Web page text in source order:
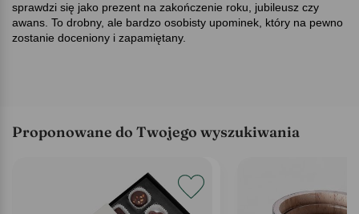
sprawdzi się jako prezent na zakończenie roku, jubileusz czy
awans. To drobny, ale bardzo osobisty upominek, który na pewno
zostanie doceniony i zapamiętany.
Proponowane do Twojego wyszukiwania